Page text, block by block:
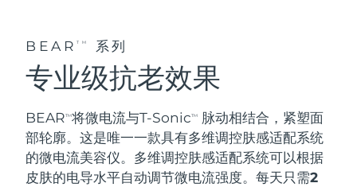
BEARTM 系列
专业级抗老效果
BEARTM将微电流与T-SonicTM 脉动相结合， 紧塑面
部轮廓。这是唯一一款具有多维调控肤感适配系统
的微电流美容仪。多维调控肤感适配系统可以根据
皮肤的电导水平自动调节微电流强度。每天只需2